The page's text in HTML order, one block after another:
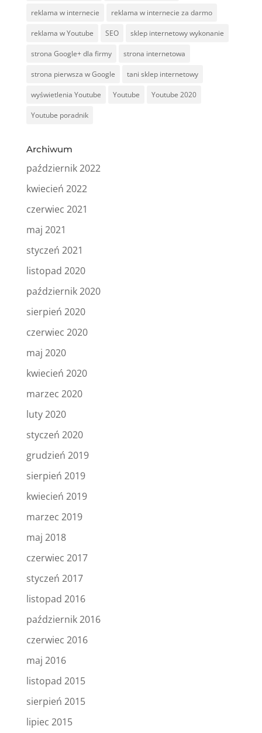
reklama w internecie reklama w internecie za darmo
reklama w Youtube SEO sklep internetowy wykonanie
strona Google+ dla firmy strona internetowa
strona pierwsza w Google tani sklep internetowy
wyświetlenia Youtube Youtube Youtube 2020
Youtube poradnik
Archiwum
październik 2022
kwiecień 2022
czerwiec 2021
maj 2021
styczeń 2021
listopad 2020
październik 2020
sierpień 2020
czerwiec 2020
maj 2020
kwiecień 2020
marzec 2020
luty 2020
styczeń 2020
grudzień 2019
sierpień 2019
kwiecień 2019
marzec 2019
maj 2018
czerwiec 2017
styczeń 2017
listopad 2016
październik 2016
czerwiec 2016
maj 2016
listopad 2015
sierpień 2015
lipiec 2015